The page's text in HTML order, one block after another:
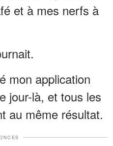
et à mes nerfs à
mon application
jour-là, et tous les
au même résultat.